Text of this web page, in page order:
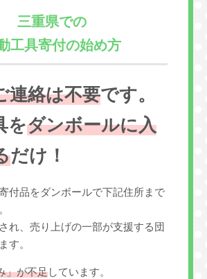
三重県での
工具寄付の始め方
連絡は不要です。
をダンボールに入
だけ！
付品をダンボールで下記住所まで
れ、売り上げの一部が支援する団
す。
」が不足しています。